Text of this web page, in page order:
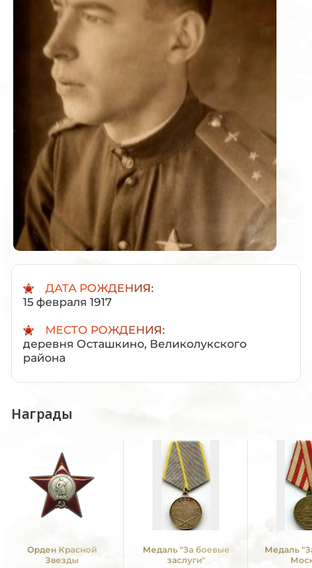
ДАТА РОЖДЕНИЯ:
15 февраля 1917
МЕСТО РОЖДЕНИЯ:
деревня Осташкино, Великолукского
района
Награды
Орден Красной
Звезды
Медаль "За боевые
заслуги"
Медаль